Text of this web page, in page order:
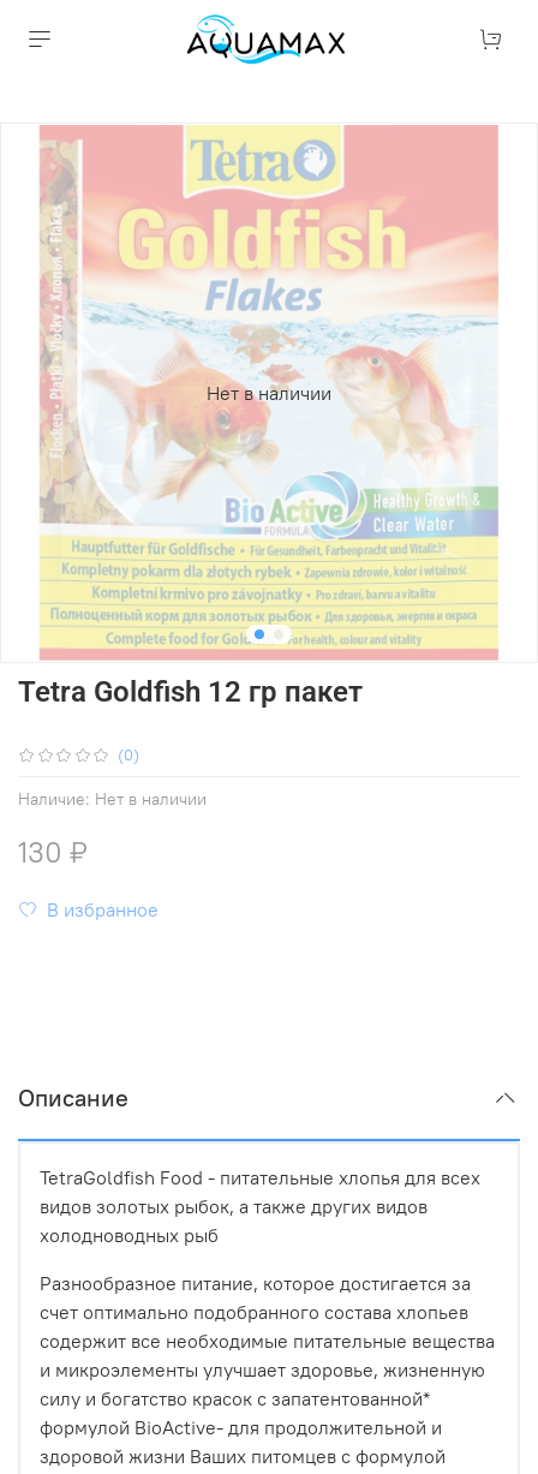
Нет в наличии
(0)
Наличие: Нет в наличии
Tetra Goldfish 12 гр пакет
130 ₽
В избранное
Описание
TetraGoldfish Food - питательные хлопья для всех
видов золотых рыбок, а также других видов
холодноводных рыб
Разнообразное питание, которое достигается за
счет оптимально подобранного состава хлопьев
содержит все необходимые питательные вещества
и микроэлементы улучшает здоровье, жизненную
силу и богатство красок с запатентованной*
формулой BioActive- для продолжительной и
здоровой жизни Ваших питомцев с формулой